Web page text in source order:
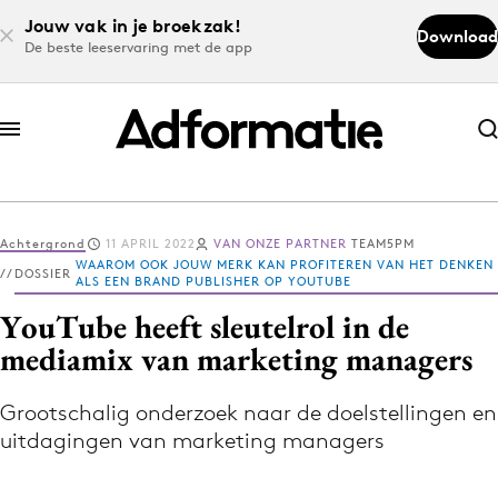
Jouw vak in je broekzak!
De beste leeservaring met de app
Download
Abonneer nu
Abonneer nu
Log in
Download de app
Volg het laatste nieuws via de Adformatie
Nieuws app
Achtergrond 11 APRIL 2022 VAN ONZE PARTNER TEAM5PM
DOSSIER
WAAROM OOK JOUW MERK KAN PROFITEREN VAN HET DENKEN
ALS EEN BRAND PUBLISHER OP YOUTUBE
YouTube heeft sleutelrol in de
mediamix van marketing managers
Grootschalig onderzoek naar de doelstellingen en
uitdagingen van marketing managers